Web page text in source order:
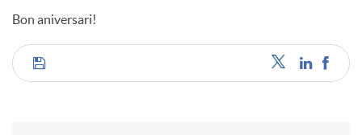
Bon aniversari!
C